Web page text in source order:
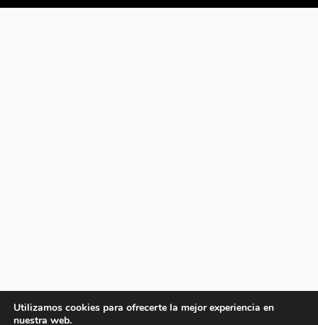
Utilizamos cookies para ofrecerte la mejor experiencia en
nuestra web.